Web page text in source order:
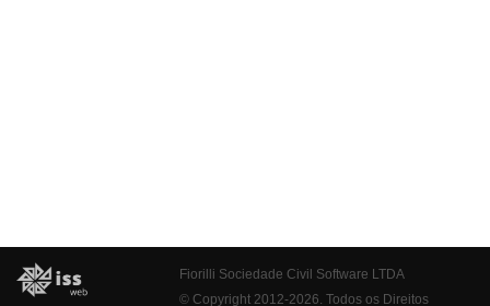
Fiorilli Sociedade Civil Software LTDA
© Copyright 2012-2026. Todos os Direitos